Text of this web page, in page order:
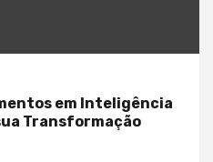
em Inteligência
Transformação